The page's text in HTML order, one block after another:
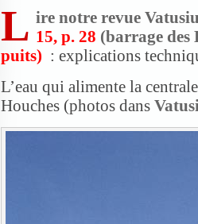
L ire notre revue
15, p. 28 (barrage des
puits) : explications
L’eau qui alimente la
Houches (photos dans